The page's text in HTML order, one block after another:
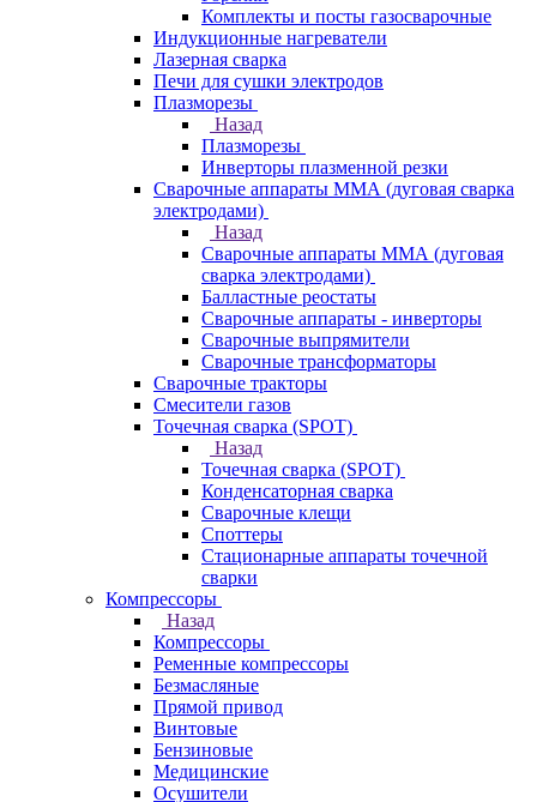
Комплекты и посты газосварочные
Индукционные нагреватели
Лазерная сварка
Печи для сушки электродов
Плазморезы
Назад
Плазморезы
Инверторы плазменной резки
Сварочные аппараты ММА (дуговая сварка
электродами)
Назад
Сварочные аппараты ММА (дуговая
сварка электродами)
Балластные реостаты
Сварочные аппараты - инверторы
Сварочные выпрямители
Сварочные трансформаторы
Сварочные тракторы
Смесители газов
Точечная сварка (SPOT)
Назад
Точечная сварка (SPOT)
Конденсаторная сварка
Сварочные клещи
Споттеры
Стационарные аппараты точечной
сварки
Компрессоры
Назад
Компрессоры
Ременные компрессоры
Безмасляные
Прямой привод
Винтовые
Бензиновые
Медицинские
Осушители